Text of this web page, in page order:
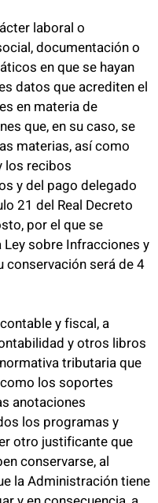
laboral o
documentación o
en que se hayan
datos que acrediten el
en materia de
que, en su caso, se
materias, así como
los recibos
y del pago delegado
21 del Real Decreto
por el que se
sobre Infracciones y
conservación será de 4
y fiscal, a
y otros libros
tributaria que
como los soportes
anotaciones
los programas y
otro justificante que
conservarse, al
la Administración tiene